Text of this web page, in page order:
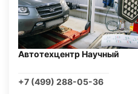
Автотехцентр Научный
+7 (499) 288-05-36